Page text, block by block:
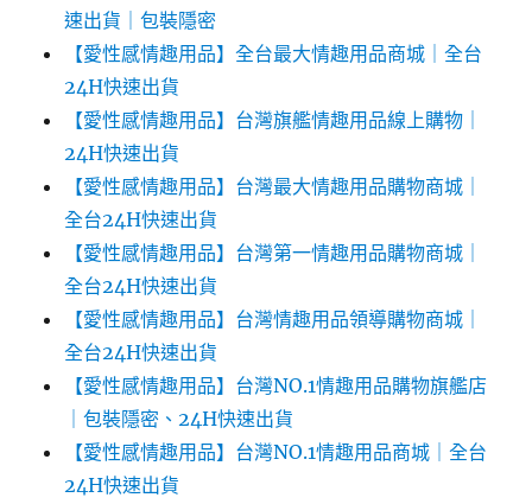
速出貨｜包裝隱密
【愛性感情趣用品】全台最大情趣用品商城｜全台
24H快速出貨
【愛性感情趣用品】台灣旗艦情趣用品線上購物｜
24H快速出貨
【愛性感情趣用品】台灣最大情趣用品購物商城｜
全台24H快速出貨
【愛性感情趣用品】台灣第一情趣用品購物商城｜
全台24H快速出貨
【愛性感情趣用品】台灣情趣用品領導購物商城｜
全台24H快速出貨
【愛性感情趣用品】台灣NO.1情趣用品購物旗艦店
｜包裝隱密、24H快速出貨
【愛性感情趣用品】台灣NO.1情趣用品商城｜全台
24H快速出貨